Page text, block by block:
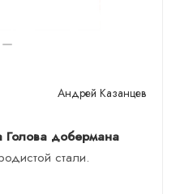
Андрей Казанцев
Голова добермана
стали.